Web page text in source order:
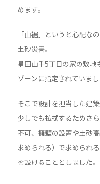
めます。
「山裾」というと心配な
土砂災害。
星田山手5丁目の家の敷地
ゾーンに指定されていまし
そこで設計を担当した建
少しでも払拭するためさ
不可、擁壁の設置や土砂
求められる）で求められ
を設けることとしました。